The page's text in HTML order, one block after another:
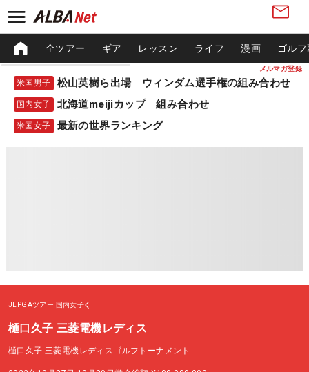
メルマガ登録
全ツアー ギア レッスン ライフ 漫画 ゴル
米国男子 松山英樹ら出場 ウィンダム選手権の組み合わせ
国内女子 北海道meijiカップ 組み合わせ
米国女子 最新の世界ランキング
JLPGAツアー 国内女子
樋口久子 三菱電機レディス
樋口久子 三菱電機レディスゴルフトーナメント